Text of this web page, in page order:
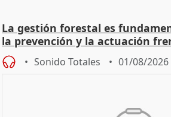
La gestión forestal es
la prevención y la actuación
Sonido Totales 01/08/2026